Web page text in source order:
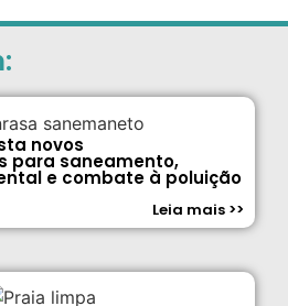
novos
para saneamento,
e combate à poluição
Leia mais >>